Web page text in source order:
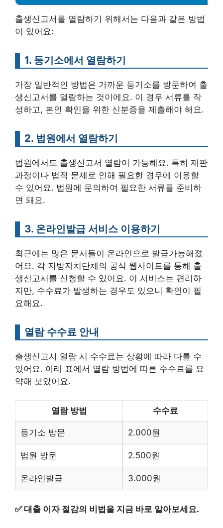
출생신고서를 열람하기 위해서는 다음과 같은 방법
이 있어요:
1. 등기소에서 열람하기
가장 일반적인 방법은 가까운 등기소를 방문하여 출
생신고서를 열람하는 것이에요. 이 경우 서류를 작
성하고, 본인 확인을 위한 신분증을 제출해야 해요.
2. 법원에서 열람하기
법원에서도 출생신고서 열람이 가능해요. 특히 재판
과정이나 법적 문제로 인해 필요한 경우에 이용할
수 있어요. 법원에 문의하여 필요한 서류를 준비하
면 돼요.
3. 온라인발급 서비스 이용하기
최근에는 많은 문서들이 온라인으로 발급가능해졌
어요. 각 지방자치단체의 공식 웹사이트를 통해 출
생신고서를 신청할 수 있어요. 이 서비스는 편리하
지만, 수수료가 발생하는 경우도 있으니 확인이 필
요해요.
열람 수수료 안내
출생신고서 열람 시 수수료는 상황에 따라 다를 수
있어요. 아래 표에서 열람 방법에 따른 수수료를 요
약해 보았어요.
열람 방법 수수료
등기소 방문 2.000원
법원 방문 2.500원
온라인발급 3.000원
✅대출 이자 절감의 비법을 지금 바로 알아보세요.